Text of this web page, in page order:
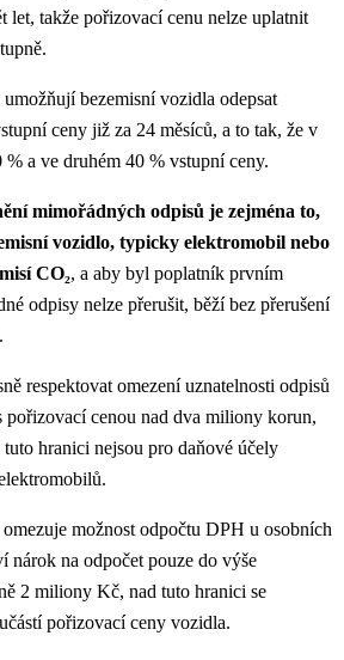
let, takže pořizovací cenu nelze uplatnit
bezemisní vozidla odepsat
ceny již za 24 měsíců, a to tak, že v
a ve druhém 40 % vstupní ceny.
mimořádných odpisů je zejména to,
vozidlo, typicky elektromobil nebo
CO₂, a aby byl poplatník prvním
odpisy nelze přerušit, běží bez přerušení
respektovat omezení uznatelnosti odpisů
pořizovací cenou nad dva miliony korun,
hranici nejsou pro daňové účely
možnost odpočtu DPH u osobních
nárok na odpočet pouze do výše
2 miliony Kč, nad tuto hranici se
pořizovací ceny vozidla.